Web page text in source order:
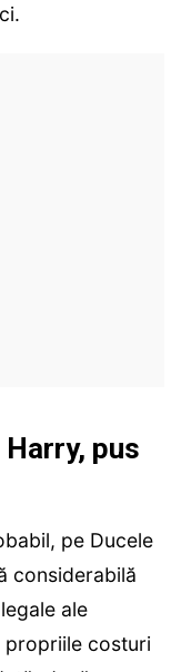
pus
pe Ducele
considerabilă
ale
costuri